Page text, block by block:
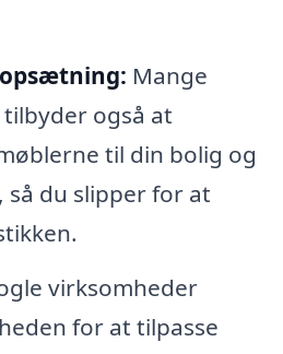
Mange
også at
til din bolig og
du slipper for at
virksomheder
for at tilpasse